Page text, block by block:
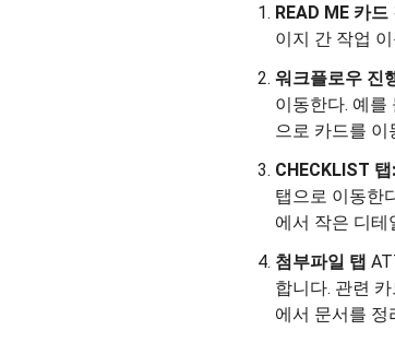
READ ME 카드
이지 간 작업
워크플로우 진
이동한다. 예를
으로 카드를
CHECKLIST 탭:
탭으로 이동한
에서 작은 디테
첨부파일 탭
합니다. 관련
에서 문서를 정